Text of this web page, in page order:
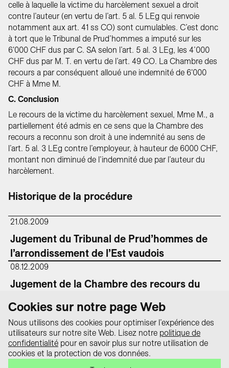
celle à laquelle la victime du harcèlement sexuel a droit
contre l’auteur (en vertu de l’art. 5 al. 5 LEg qui renvoie
notamment aux art. 41 ss CO) sont cumulables. C’est donc
à tort que le Tribunal de Prud’hommes a imputé sur les
6'000 CHF dus par C. SA selon l’art. 5 al. 3 LEg, les 4’000
CHF dus par M. T. en vertu de l’art. 49 CO. La Chambre des
recours a par conséquent alloué une indemnité de 6'000
CHF à Mme M.
C. Conclusion
Le recours de la victime du harcèlement sexuel, Mme M., a
partiellement été admis en ce sens que la Chambre des
recours a reconnu son droit à une indemnité au sens de
l’art. 5 al. 3 LEg contre l’employeur, à hauteur de 6000 CHF,
montant non diminué de l’indemnité due par l’auteur du
harcèlement.
Historique de la procédure
21.08.2009
Jugement du Tribunal de Prud’hommes de
l’arrondissement de l’Est vaudois
08.12.2009
Jugement de la Chambre des recours du
Le portail « equality law – Tout sur la
loi sur l’égalité » est un projet de la
Protection des
Cookies sur notre page Web
Nous utilisons des cookies pour optimiser l’expérience des
utilisateurs sur notre site Web. Lisez notre politique de
confidentialité pour en savoir plus sur notre utilisation de
cookies et la protection de vos données.